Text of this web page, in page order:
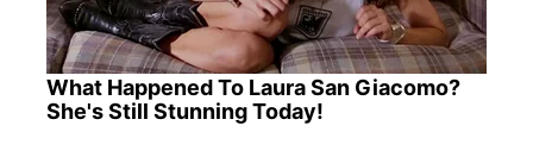
What Happened To Laura San Giacomo?
She's Still Stunning Today!